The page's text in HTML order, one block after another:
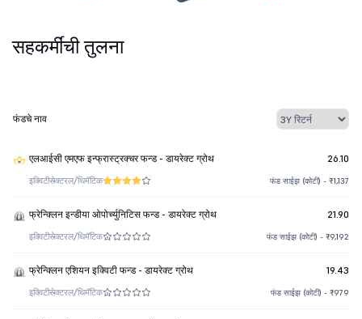
सहकर्मींची तुलना
फंडचे नाव
एलआईसी एमएफ इन्फ्रास्ट्रक्चर फन्ड - डायरेक्ट ग्रोथ 26.10
इक्विटीसेक्टरल/थिमॅटिक फंड साईझ (कोटी) - ₹1,137
फ्रेन्क्लिन इन्डीया ओपोर्च्युनिटिस फन्ड - डायरेक्ट ग्रोथ 21.90
इक्विटीसेक्टरल/थिमॅटिक फंड साईझ (कोटी) - ₹9,192
फ्रेन्क्लिन एशियन इक्विटी फन्ड - डायरेक्ट ग्रोथ 19.43
इक्विटीसेक्टरल/थिमॅटिक फंड साईझ (कोटी) - ₹979